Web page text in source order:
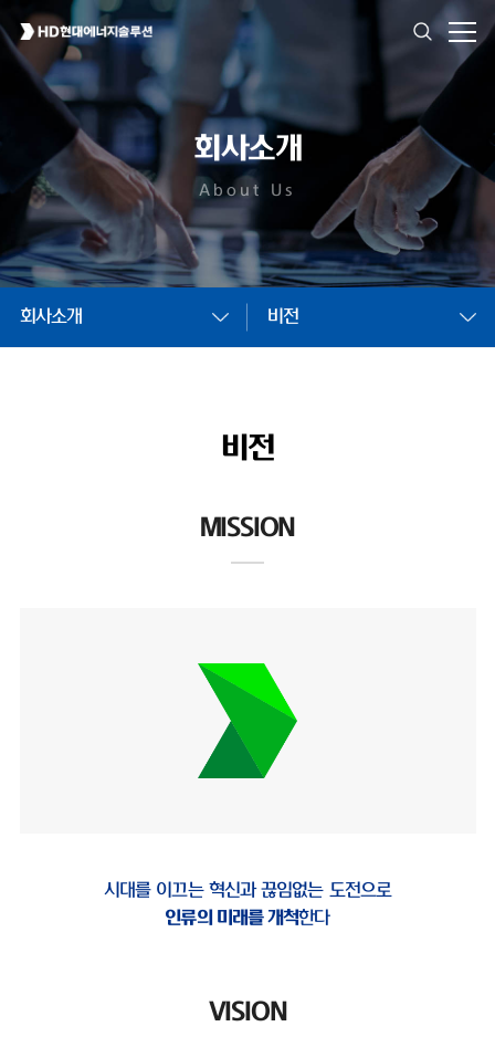
회사소개
About Us
회사소개 비전
비전
MISSION
시대를 이끄는 혁신과 끊임없는 도전으로
인류의 미래를 개척한다
VISION